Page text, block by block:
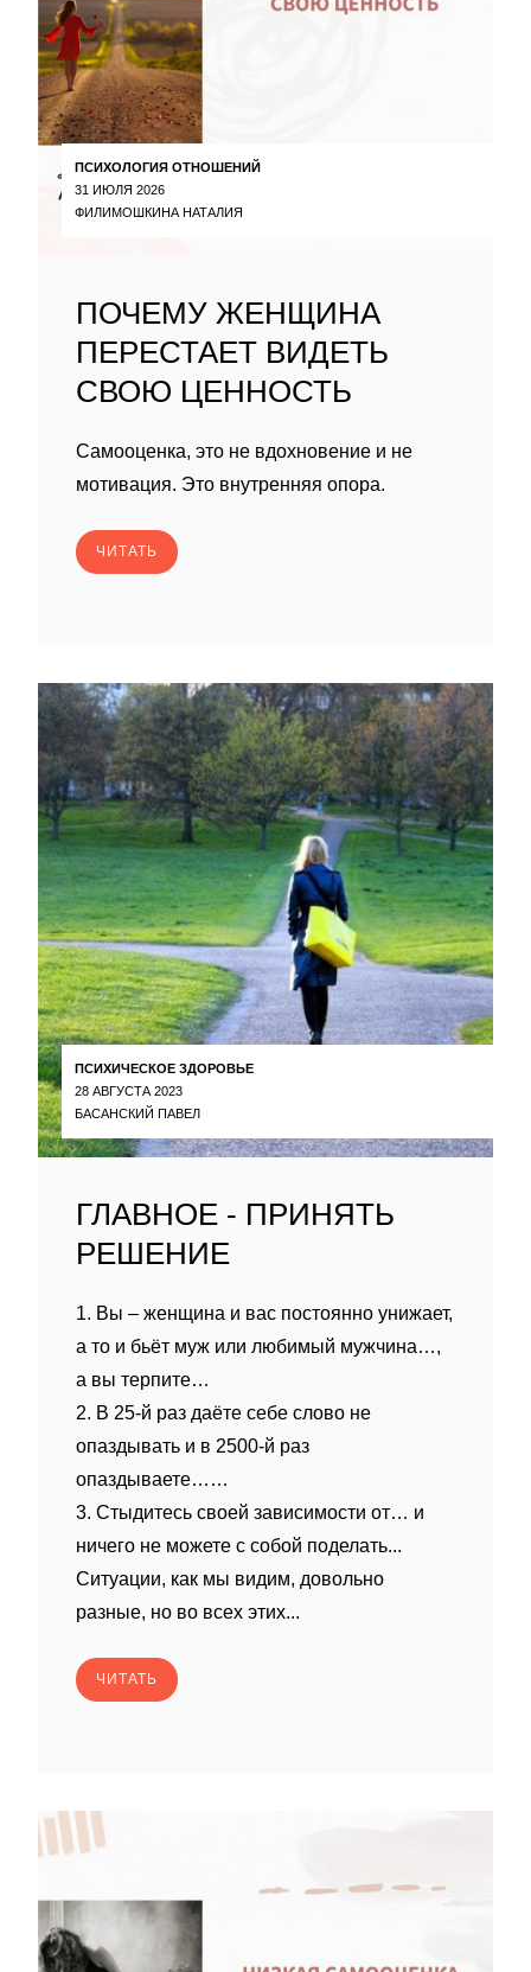
ПСИХОЛОГИЯ ОТНОШЕНИЙ
31 ИЮЛЯ 2026
ФИЛИМОШКИНА НАТАЛИЯ
ПОЧЕМУ ЖЕНЩИНА
ПЕРЕСТАЕТ ВИДЕТЬ
СВОЮ ЦЕННОСТЬ
Самооценка, это не вдохновение и не
мотивация. Это внутренняя опора.
ЧИТАТЬ
ПСИХИЧЕСКОЕ ЗДОРОВЬЕ
28 АВГУСТА 2023
БАСАНСКИЙ ПАВЕЛ
ГЛАВНОЕ - ПРИНЯТЬ
РЕШЕНИЕ
1. Вы – женщина и вас постоянно унижает,
а то и бьёт муж или любимый мужчина…,
а вы терпите…
2. В 25-й раз даёте себе слово не
опаздывать и в 2500-й раз
опаздываете……
3. Стыдитесь своей зависимости от… и
ничего не можете с собой поделать...
Ситуации, как мы видим, довольно
разные, но во всех этих...
ЧИТАТЬ